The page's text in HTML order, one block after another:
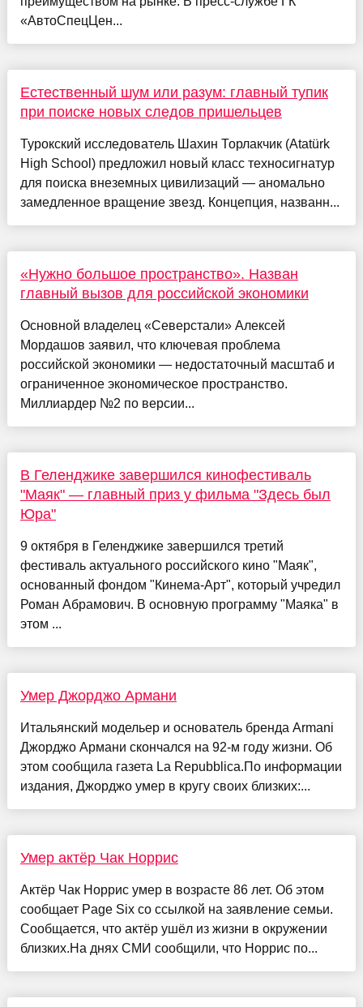
«АвтоСпецЦен...
Естественный шум или разум: главный тупик
при поиске новых следов пришельцев
Турокский исследователь Шахин Торлакчик (Atatürk
High School) предложил новый класс техносигнатур
для поиска внеземных цивилизаций — аномально
замедленное вращение звезд. Концепция, названн...
«Нужно большое пространство». Назван
главный вызов для российской экономики
Основной владелец «Северстали» Алексей
Мордашов заявил, что ключевая проблема
российской экономики — недостаточный масштаб и
ограниченное экономическое пространство.
Миллиардер №2 по версии...
В Геленджике завершился кинофестиваль
"Маяк" — главный приз у фильма "Здесь был
Юра"
9 октября в Геленджике завершился третий
фестиваль актуального российского кино "Маяк",
основанный фондом "Кинема-Арт", который учредил
Роман Абрамович. В основную программу "Маяка" в
этом ...
Умер Джорджо Армани
Итальянский модельер и основатель бренда Armani
Джорджо Армани скончался на 92-м году жизни. Об
этом сообщила газета La Repubblica.По информации
издания, Джорджо умер в кругу своих близких:...
Умер актёр Чак Норрис
Актёр Чак Норрис умер в возрасте 86 лет. Об этом
сообщает Page Six со ссылкой на заявление семьи.
Сообщается, что актёр ушёл из жизни в окружении
близких.На днях СМИ сообщили, что Норрис по...